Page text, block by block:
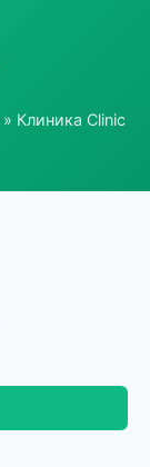
» Клиника Clinic